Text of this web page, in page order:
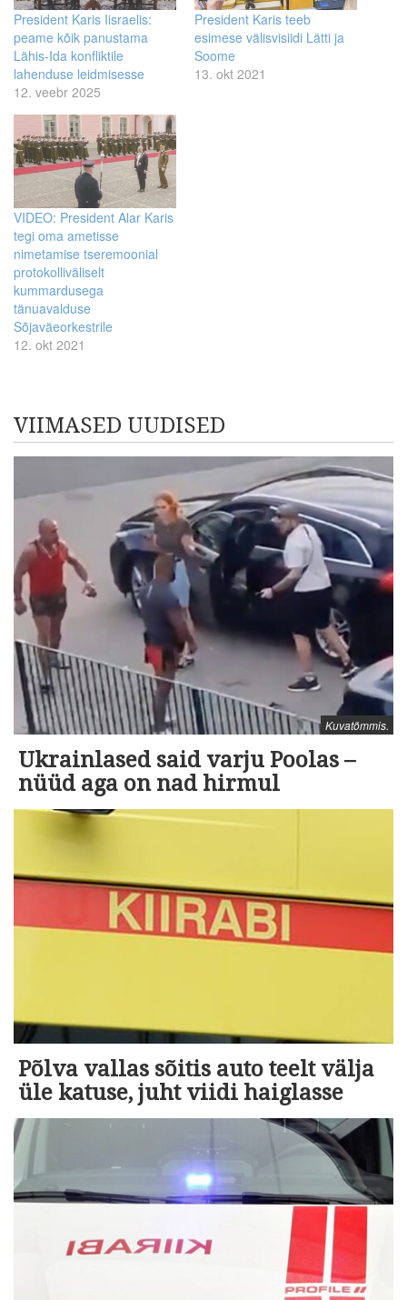
President Karis Iisraelis:
peame kõik panustama
Lähis-Ida konfliktile
lahenduse leidmisesse
12. veebr 2025
President Karis teeb
esimese välisvisiidi Lätti ja
Soome
13. okt 2021
VIDEO: President Alar Karis
tegi oma ametisse
nimetamise tseremoonial
protokolliväliselt
kummardusega
tänuavalduse
Sõjaväeorkestrile
12. okt 2021
VIIMASED UUDISED
Kuvatõmmis.
Ukrainlased said varju Poolas –
nüüd aga on nad hirmul
Põlva vallas sõitis auto teelt välja
üle katuse, juht viidi haiglasse